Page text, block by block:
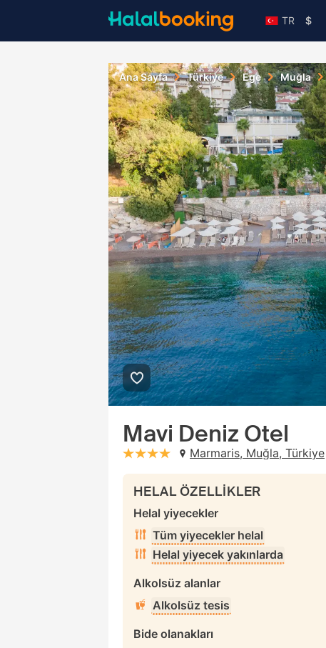
TR $
Ana Sayfa Türkiye Ege Muğla
Mavi Deniz Otel
stars: 4Marmaris, Muğla, Türkiye
HELAL ÖZELLİKLER
Helal yiyecekler
Tüm yiyecekler helal
Helal yiyecek yakınlarda
Alkolsüz alanlar
Alkolsüz tesis
Bide olanakları